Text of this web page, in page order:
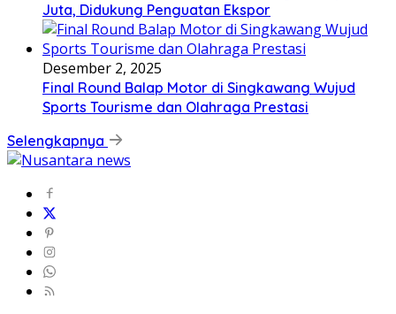
Juta, Didukung Penguatan Ekspor
Desember 2, 2025
Final Round Balap Motor di Singkawang Wujud
Sports Tourisme dan Olahraga Prestasi
Selengkapnya